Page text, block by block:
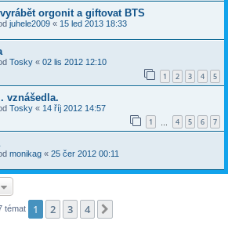
orgonit a giftovat BTS
juhele2009 « 15 led 2013 18:33
Tosky « 02 lis 2012 12:10
1 2 3 4 5
vznášedla.
Tosky « 14 říj 2012 14:57
1 4 5 6 7
monikag « 25 čer 2012 00:11
témat 1 2 3 4